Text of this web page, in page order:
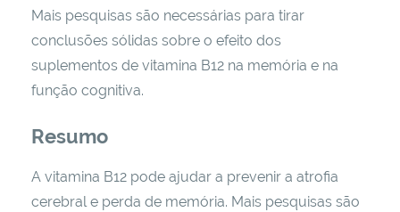
Mais pesquisas são necessárias para tirar
conclusões sólidas sobre o efeito dos
suplementos de vitamina B12 na memória e na
função cognitiva.
Resumo
A vitamina B12 pode ajudar a prevenir a atrofia
cerebral e perda de memória. Mais pesquisas são